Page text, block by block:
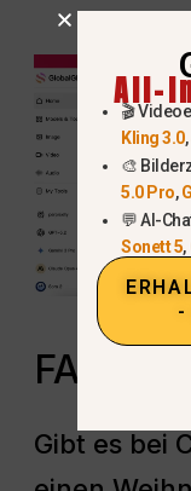
FAQ
Gibt es bei
All-
🎬
Kling 3.0,
🎨
5.0 Pro,
💬 AI-
Sonett 5,
-